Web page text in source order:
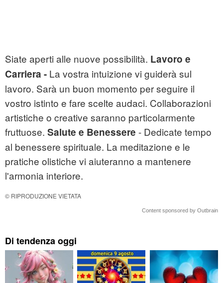
Siate aperti alle nuove possibilità. Lavoro e
Carriera - La vostra intuizione vi guiderà sul
lavoro. Sarà un buon momento per seguire il
vostro istinto e fare scelte audaci. Collaborazioni
artistiche o creative saranno particolarmente
fruttuose. Salute e Benessere - Dedicate tempo
al benessere spirituale. La meditazione e le
pratiche olistiche vi aiuteranno a mantenere
l'armonia interiore.
© RIPRODUZIONE VIETATA
Content sponsored by Outbrain
Di tendenza oggi